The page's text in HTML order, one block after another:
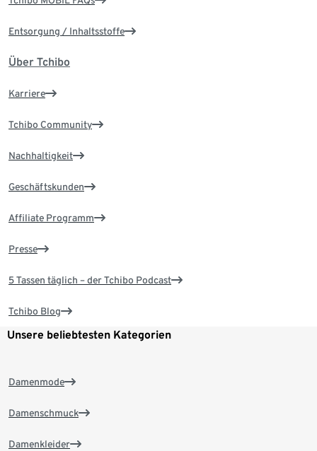
Entsorgung / Inhaltsstoffe
Über Tchibo
Karriere
Tchibo Community
Nachhaltigkeit
Geschäftskunden
Affiliate Programm
Presse
5 Tassen täglich – der Tchibo Podcast
Tchibo Blog
Unsere beliebtesten Kategorien
Damenmode
Damenschmuck
Damenkleider